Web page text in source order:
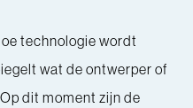
technologie wordt
wat de ontwerper of
dit moment zijn de